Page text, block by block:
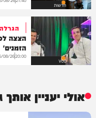
חדשות
VOD
הזמנים'
20:00
08/26
אולי יעניין אותך